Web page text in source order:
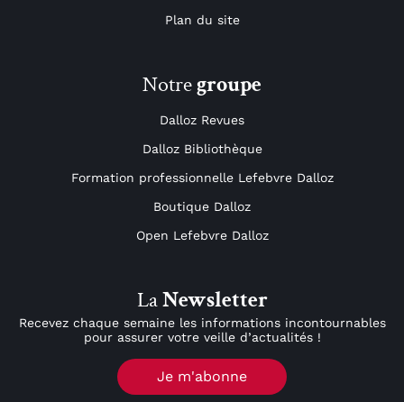
Plan du site
Notregroupe
Dalloz Revues
Dalloz Bibliothèque
Formation professionnelle Lefebvre Dalloz
Boutique Dalloz
Open Lefebvre Dalloz
LaNewsletter
Recevez chaque semaine les informations incontournables
pour assurer votre veille d’actualités !
Je m'abonne